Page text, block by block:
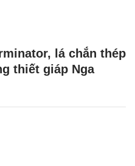
lá chắn thép
thiết giáp Nga